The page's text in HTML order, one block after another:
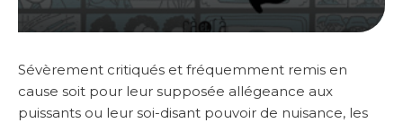
Sévèrement critiqués et fréquemment remis en
cause soit pour leur supposée allégeance aux
puissants ou leur soi-disant pouvoir de nuisance, les